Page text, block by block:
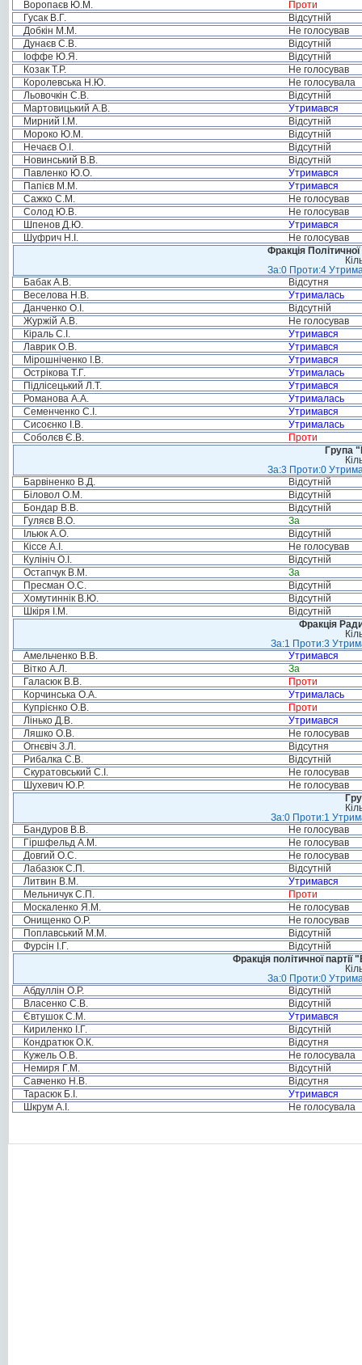
Воропаєв Ю.М.
Проти
Гусак В.Г.
Відсутній
Добкін М.М.
Не голосував
Дунаєв С.В.
Відсутній
Іоффе Ю.Я.
Відсутній
Козак Т.Р.
Не голосував
Королевська Н.Ю.
Не голосувала
Льовочкін С.В.
Відсутній
Мартовицький А.В.
Утримався
Мирний І.М.
Відсутній
Мороко Ю.М.
Відсутній
Нечаєв О.І.
Відсутній
Новинський В.В.
Відсутній
Павленко Ю.О.
Утримався
Папієв М.М.
Утримався
Сажко С.М.
Не голосував
Солод Ю.В.
Не голосував
Шпенов Д.Ю.
Утримався
Шуфрич Н.І.
Не голосував
Фракція
За:0 Проти:4
Бабак А.В.
Відсутня
Веселова Н.В.
Утрималась
Данченко О.І.
Відсутній
Журжій А.В.
Не голосував
Кіраль С.І.
Утримався
Лаврик О.В.
Утримався
Мірошніченко І.В.
Утримався
Острікова Т.Г.
Утрималась
Підлісецький Л.Т.
Утримався
Романова А.А.
Утрималась
Семенченко С.І.
Утримався
Сисоєнко І.В.
Утрималась
Соболєв Є.В.
Проти
Група
За:3 Проти:0
Барвіненко В.Д.
Відсутній
Біловол О.М.
Відсутній
Бондар В.В.
Відсутній
Гуляєв В.О.
За
Ільюк А.О.
Відсутній
Кіссе А.І.
Не голосував
Кулініч О.І.
Відсутній
Остапчук В.М.
За
Пресман О.С.
Відсутній
Хомутиннік В.Ю.
Відсутній
Шкіря І.М.
Відсутній
Фракція
За:1 Проти:3
Амельченко В.В.
Утримався
Вітко А.Л.
За
Галасюк В.В.
Проти
Корчинська О.А.
Утрималась
Купрієнко О.В.
Проти
Лінько Д.В.
Утримався
Ляшко О.В.
Не голосував
Огнєвіч З.Л.
Відсутня
Рибалка С.В.
Відсутній
Скуратовський С.І.
Не голосував
Шухевич Ю.Р.
Не голосував
За:0 Проти:1
Бандуров В.В.
Не голосував
Гіршфельд А.М.
Не голосував
Довгий О.С.
Не голосував
Лабазюк С.П.
Відсутній
Литвин В.М.
Утримався
Мельничук С.П.
Проти
Москаленко Я.М.
Не голосував
Онищенко О.Р.
Не голосував
Поплавський М.М.
Відсутній
Фурсін І.Г.
Відсутній
Фракція політичної
За:0 Проти:0
Абдуллін О.Р.
Відсутній
Власенко С.В.
Відсутній
Євтушок С.М.
Утримався
Кириленко І.Г.
Відсутній
Кондратюк О.К.
Відсутня
Кужель О.В.
Не голосувала
Немиря Г.М.
Відсутній
Савченко Н.В.
Відсутня
Тарасюк Б.І.
Утримався
Шкрум А.І.
Не голосувала